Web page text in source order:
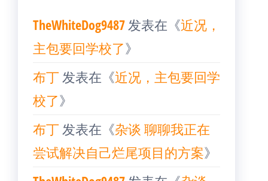
TheWhiteDog9487发表在《近况，
主包要回学校了》
布丁发表在《近况，主包要回学
校了》
布丁发表在《杂谈 聊聊我正在
尝试解决自己烂尾项目的方案》